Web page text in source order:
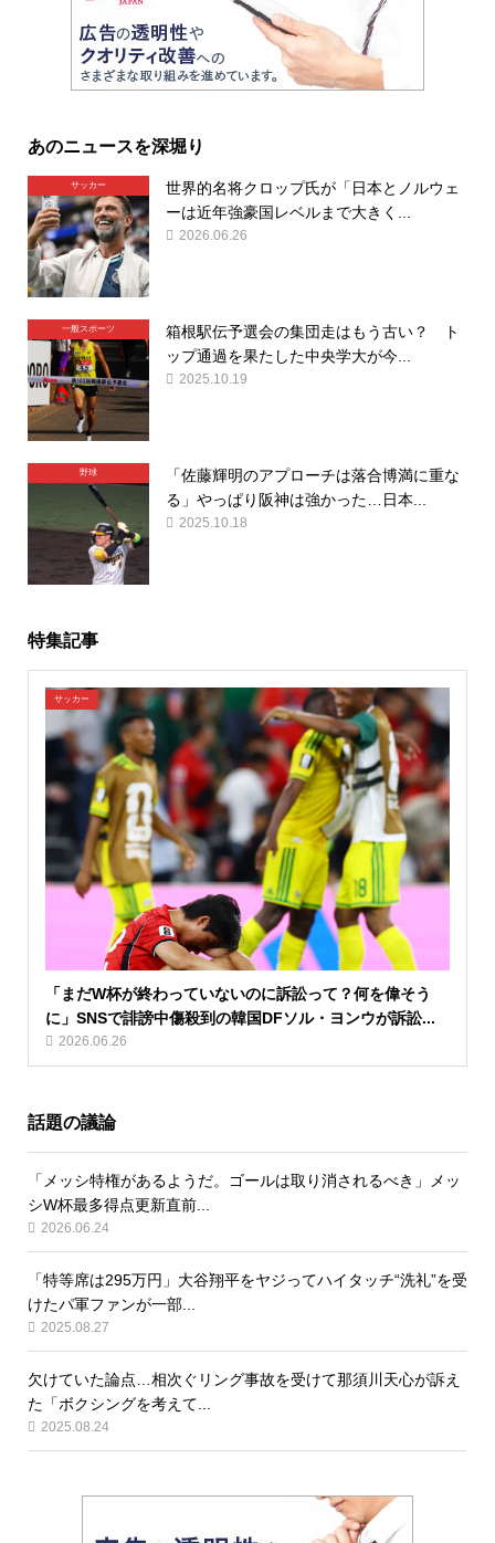
あのニュースを深堀り
サッカー
世界的名将クロップ氏が「日本とノルウェ
ーは近年強豪国レベルまで大きく...
2026.06.26
一般スポーツ
箱根駅伝予選会の集団走はもう古い？ ト
ップ通過を果たした中央学大が今...
2025.10.19
野球
「佐藤輝明のアプローチは落合博満に重な
る」やっぱり阪神は強かった…日本...
2025.10.18
特集記事
サッカー
「まだW杯が終わっていないのに訴訟って？何を偉そう
に」SNSで誹謗中傷殺到の韓国DFソル・ヨンウが訴訟...
2026.06.26
話題の議論
「メッシ特権があるようだ。ゴールは取り消されるべき」メッ
シW杯最多得点更新直前...
2026.06.24
「特等席は295万円」大谷翔平をヤジってハイタッチ“洗礼”を受
けたパ軍ファンが一部...
2025.08.27
欠けていた論点…相次ぐリング事故を受けて那須川天心が訴え
た「ボクシングを考えて...
2025.08.24